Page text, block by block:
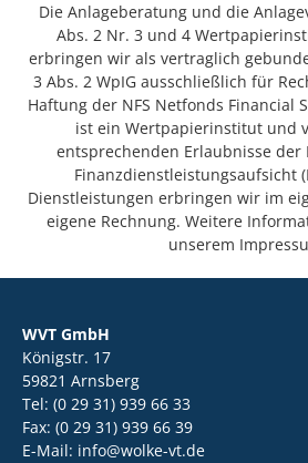
Die Anlageberatung und die
Abs. 2 Nr. 3 und 4
erbringen wir als vertraglich
3 Abs. 2 WpIG ausschließlich für
Haftung der NFS Netfonds Financial
ist ein Wertpapierinstitut und
entsprechenden Erlaubnisse
Finanzdienstleistungsaufsicht
Dienstleistungen erbringen wir im
eigene Rechnung. Weitere
unserem
WVT GmbH
Königstr. 17
59821 Arnsberg
Tel: (0 29 31) 939 66 33
Fax: (0 29 31) 939 66 39
E-Mail: info@wolke-vt.de